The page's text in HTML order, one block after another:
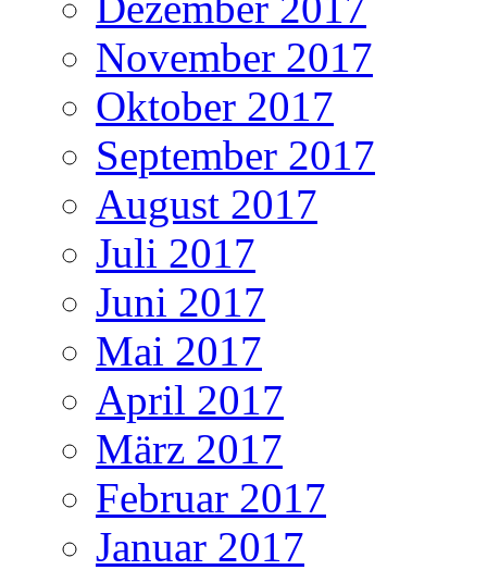
November 2017
Oktober 2017
September 2017
August 2017
Juli 2017
Juni 2017
Mai 2017
April 2017
März 2017
Februar 2017
Januar 2017